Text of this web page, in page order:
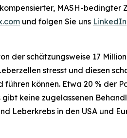
MASH-bedingter
und folgen Sie uns LinkedIn
der schätzungsweise 17
stresst und diesen
können. Etwa 20 % der
keine zugelassenen
Leberkrebs in den USA und